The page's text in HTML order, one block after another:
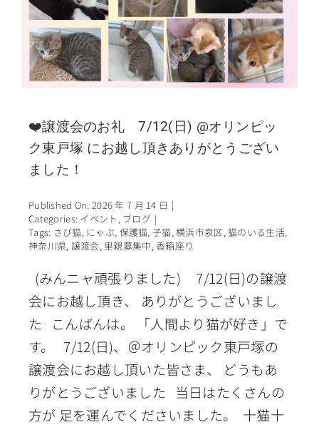
❤️譲渡会のお礼 7/12(日) @オリンピッ
ク東戸塚 にお越し頂きありがとうござい
ました！
Published On: 2026 年 7 月 14 日 |
Categories: イベント , ブログ |
Tags: さび猫, にゃぶ, 保護猫,子猫,横浜市泉区,猫のいる生活,
神奈川県, 譲渡会, 里親募集中,香箱座り
(みんニャ頑張りました) 7/12(日)の譲渡
会にお越し頂き、 ありがとうございまし
た こんばんは。 「人間より猫が好き」で
す。 7/12(日)、＠オリンピック東戸塚の
譲渡会にお越し頂いた皆さま、 どうもあ
りがとうございました 当日はたくさんの
方が 足を運んでくださいました。 十猫十